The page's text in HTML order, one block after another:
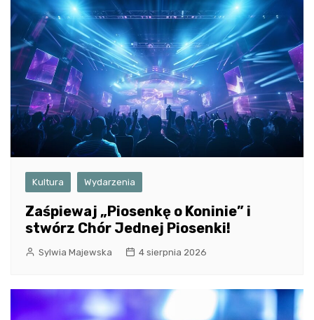
Kultura Wydarzenia
Zaśpiewaj „Piosenkę o Koninie” i
stwórz Chór Jednej Piosenki!
Sylwia Majewska 4 sierpnia 2026